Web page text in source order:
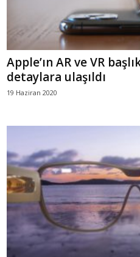
Apple’ın AR ve VR
detaylara ulaşıldı
19 Haziran 2020